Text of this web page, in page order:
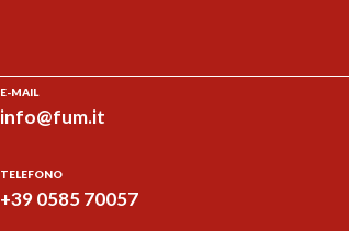
E-MAIL
info@fum.it
TELEFONO
+39 0585 70057